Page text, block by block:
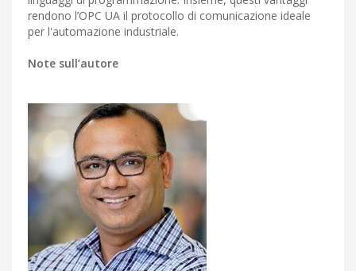
rendono l’OPC UA il protocollo di comunicazione ideale
per l'automazione industriale.
Note sull’autore